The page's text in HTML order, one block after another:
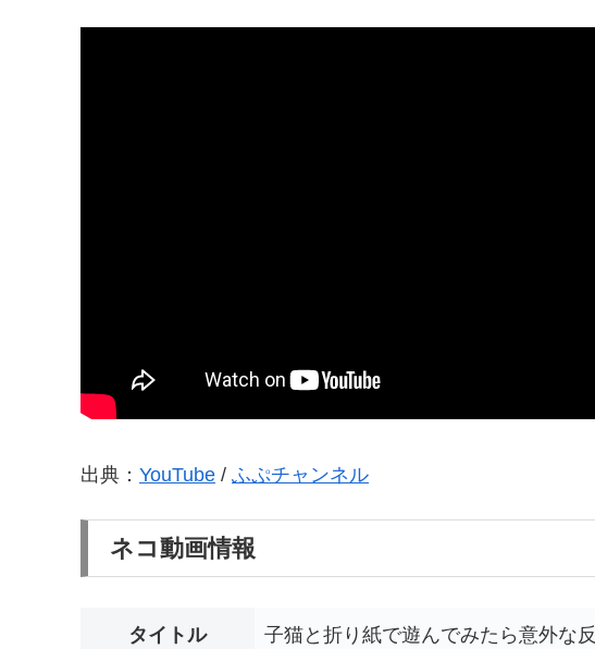
出典： YouTube / ふぷチャンネル
ネコ動画情報
タイトル 子猫と折り紙で遊んでみたら意外な